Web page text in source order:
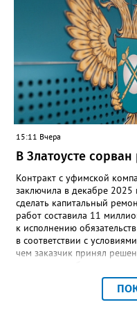
безопасную
переход пройдёт
Привычные функции -
связь с учителями,
«Госуслуги Моя школа», не
собраны в одном месте,
этом случае переход на
15:11 Вчера
В Златоусте
Контракт с уфимской
заключила в декабре
сделать капитальный
работ составила 11
к исполнению
в соответствии с
чем заказчик принял
Челябинском УФАС.
решение включить ООО
поставщиков. В чёрном